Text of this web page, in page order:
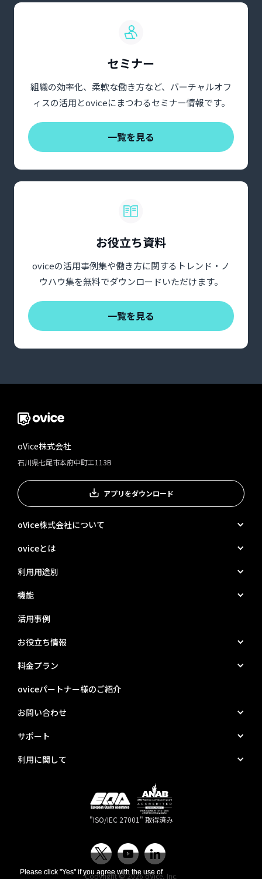
セミナー
組織の効率化、柔軟な働き方など、バーチャルオフ
ィスの活用とoviceにまつわるセミナー情報です。
一覧を見る
お役立ち資料
oviceの活用事例集や働き方に関するトレンド・ノ
ウハウ集を無料でダウンロードいただけます。
一覧を見る
oVice株式会社
石川県七尾市本府中町エ113B
アプリをダウンロード
oVice株式会社について
oviceとは
利用用途別
機能
活用事例
お役立ち情報
料金プラン
oviceパートナー様のご紹介
お問い合わせ
サポート
利用に関して
"ISO/IEC 27001" 取得済み
Copyright © 2026 oVice, Inc.
Please click "Yes" if you agree with the use of
Please click "Yes" if you agree with the use of